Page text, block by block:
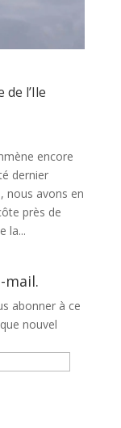
l’Ile
encore
dernier
nous avons en
près de
la...
mail.
abonner à ce
nouvel